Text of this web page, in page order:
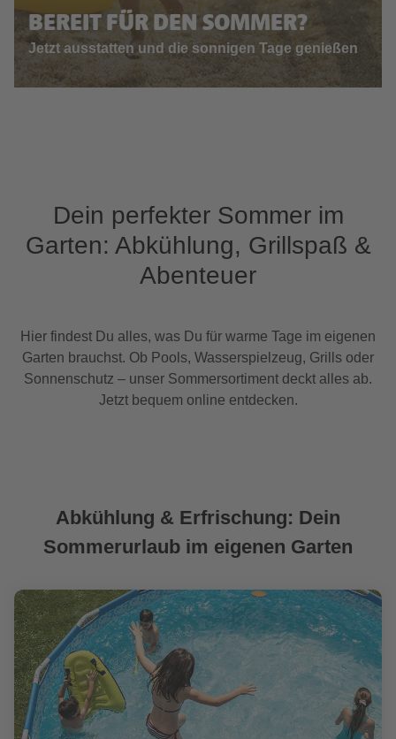
BEREIT FÜR DEN SOMMER?
Jetzt ausstatten und die sonnigen Tage genießen
Dein perfekter Sommer im
Garten: Abkühlung, Grillspaß &
Abenteuer
Hier findest Du alles, was Du für warme Tage im eigenen
Garten brauchst. Ob Pools, Wasserspielzeug, Grills oder
Sonnenschutz – unser Sommersortiment deckt alles ab.
Jetzt bequem online entdecken.
Abkühlung & Erfrischung: Dein
Sommerurlaub im eigenen Garten